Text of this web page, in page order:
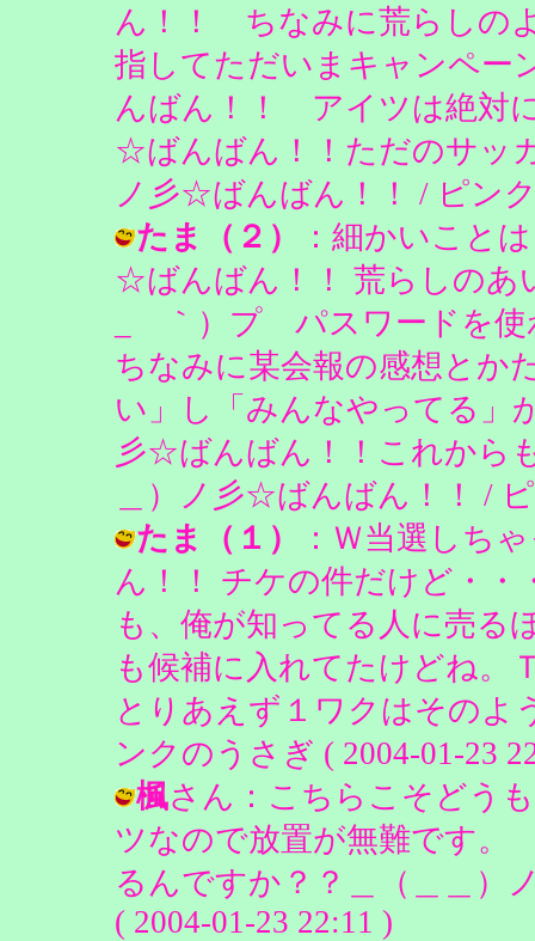
ん！！ ちなみに荒らしの
指してただいまキャンペー
んばん！！ アイツは絶対
☆ばんばん！！ただのサッ
ノ彡☆ばんばん！！ / ピン
たま（２）
：細かいこと
☆ばんばん！！ 荒らしのあ
_ゝ｀）プ パスワードを
ちなみに某会報の感想とか
い」し「みんなやってる」
彡☆ばんばん！！これから
＿）ノ彡☆ばんばん！！ /
たま（１）
：Ｗ当選しち
ん！！ チケの件だけど・
も、俺が知ってる人に売る
も候補に入れてたけどね。
とりあえず１ワクはそのよ
ンクのうさぎ ( 2004-01-23
楓さん：こちらこそどう
ツなので放置が無難です
るんですか？？＿（＿＿）
( 2004-01-23 22:11 )